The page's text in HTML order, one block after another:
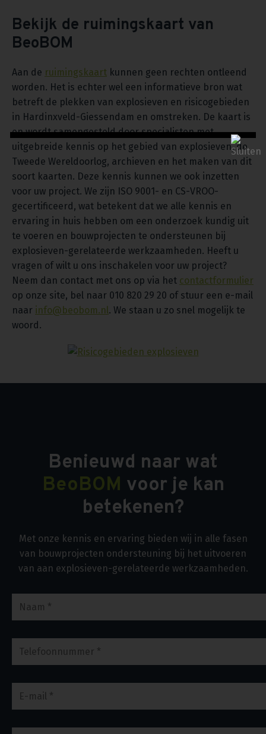
Bekijk de ruimingskaart van
BeoBOM
Aan de ruimingskaart kunnen geen rechten ontleend
worden. Het is echter wel een informatieve bron wat
betreft de plekken van explosieven en risicogebieden
in Hardinxveld-Giessendam en omstreken. De kaart is
en wordt samengesteld door specialisten met
uitgebreide kennis op het gebied van explosieven, de
Tweede Wereldoorlog, archieven en het maken van dit
soort kaarten. Deze kennis kunnen we ook inzetten
voor uw project. We zijn ISO 9001- en CS-VROO-
gecertificeerd, wat betekent dat we alle kennis en
ervaring in huis hebben om een onderzoek kundig uit
te voeren en bouwprojecten te ondersteunen bij
explosieven-gerelateerde werkzaamheden. Heeft u
vragen of wilt u ons inschakelen voor uw project?
Neem dan contact met ons op via het contactformulier
op onze site, bel naar 010 820 29 20 of stuur een e-mail
naar info@beobom.nl. We staan u zo snel mogelijk te
woord.
Benieuwd naar wat
BeoBOM voor je kan
betekenen?
Met onze kennis en ervaring bieden wij in alle fasen
van bouwprojecten ondersteuning bij het uitvoeren
van aan explosieven-gerelateerde werkzaamheden.